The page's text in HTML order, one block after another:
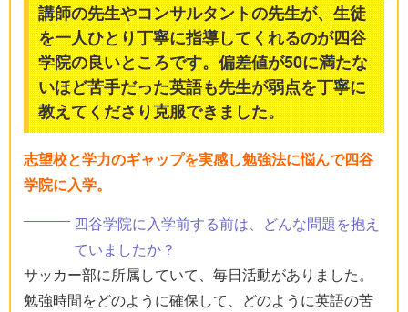
講師の先生やコンサルタントの先生が、生徒
を一人ひとり丁寧に指導してくれるのが四谷
学院の良いところです。偏差値が50に満たな
いほど苦手だった英語も先生が弱点を丁寧に
教えてくださり克服できました。
志望校と学力のギャップを実感し勉強法に悩んで四谷
学院に入学。
四谷学院に入学前する前は、どんな問題を抱え
ていましたか？
サッカー部に所属していて、毎日活動がありました。
勉強時間をどのように確保して、どのように英語の苦